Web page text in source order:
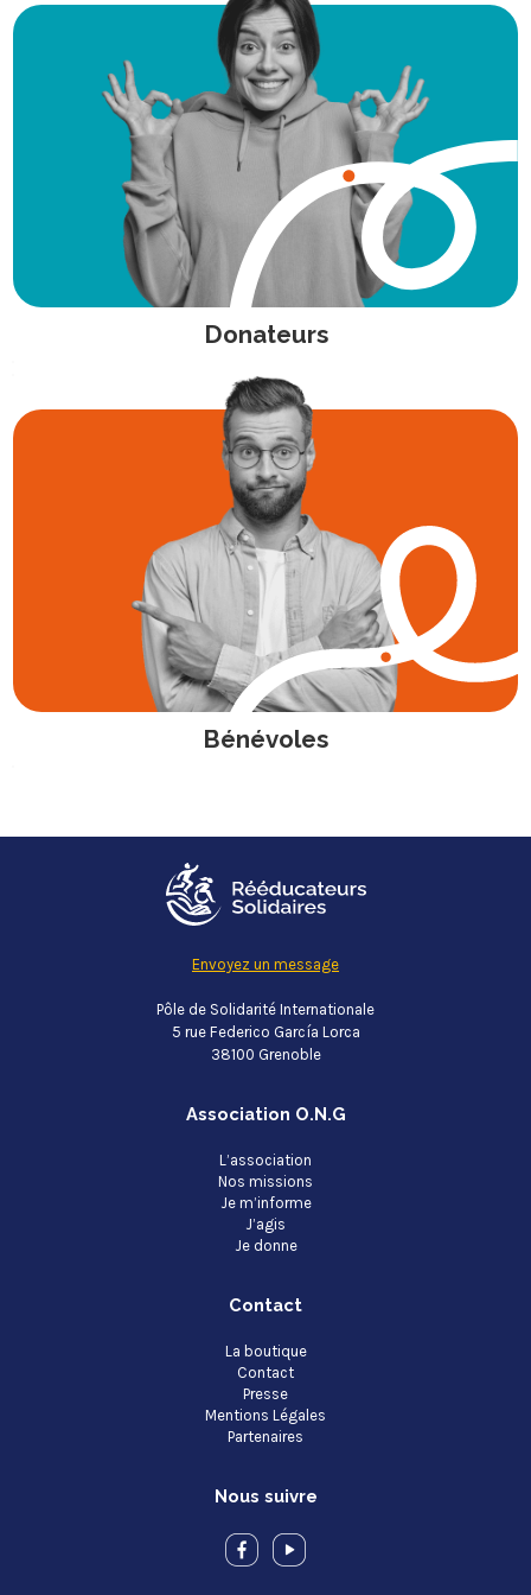
Donateurs
Bénévoles
Envoyez un message
Pôle de Solidarité Internationale
5 rue Federico García Lorca
38100 Grenoble
Association O.N.G
L’association
Nos missions
Je m’informe
J’agis
Je donne
Contact
La boutique
Contact
Presse
Mentions Légales
Partenaires
Nous suivre